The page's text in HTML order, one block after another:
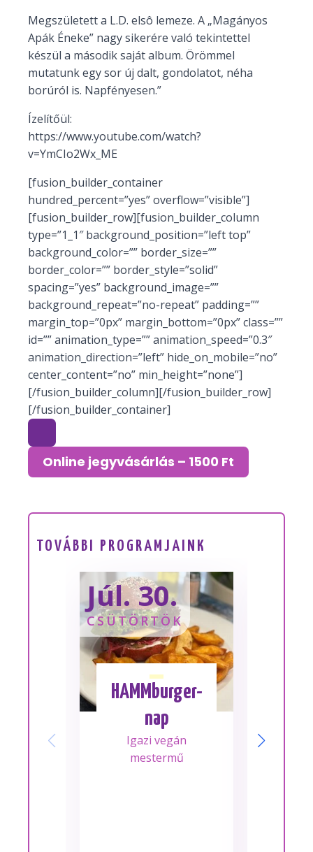
Megszületett a L.D. elsô lemeze. A „Magányos
Apák Éneke” nagy sikerére való tekintettel
készül a második saját album. Örömmel
mutatunk egy sor új dalt, gondolatot, néha
borúról is. Napfényesen.”
Ízelítőül:
https://www.youtube.com/watch?
v=YmCIo2Wx_ME
[fusion_builder_container
hundred_percent=”yes” overflow=”visible”]
[fusion_builder_row][fusion_builder_column
type=”1_1″ background_position=”left top”
background_color=”” border_size=””
border_color=”” border_style=”solid”
spacing=”yes” background_image=””
background_repeat=”no-repeat” padding=””
margin_top=”0px” margin_bottom=”0px” class=””
id=”” animation_type=”” animation_speed=”0.3″
animation_direction=”left” hide_on_mobile=”no”
center_content=”no” min_height=”none”]
[/fusion_builder_column][/fusion_builder_row]
[/fusion_builder_container]
Online jegyvásárlás – 1500 Ft
TOVÁBBI PROGRAMJAINK
Júl. 30.
CSÜTÖRTÖK
HAMMburger-
nap
Igazi vegán
mestermű